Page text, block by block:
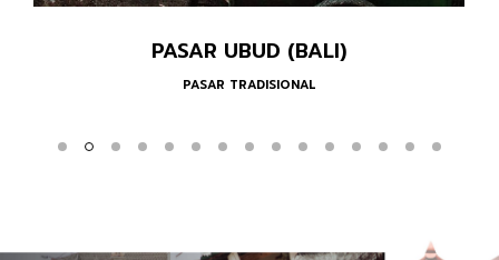
PASAR 16 ILIR (PALEMBANG)
PASAR TRADISIONAL